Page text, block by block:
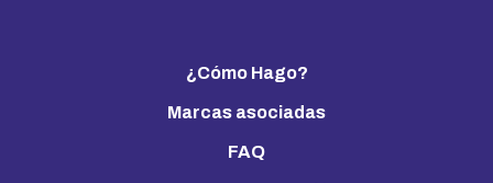
¿Cómo Hago?
Marcas asociadas
FAQ